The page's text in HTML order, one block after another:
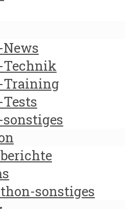
Technik
Training
sonstiges